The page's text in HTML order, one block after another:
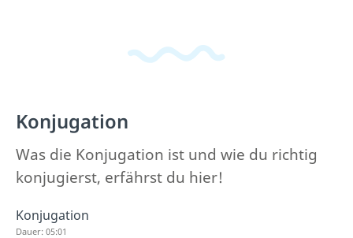
Konjugation
Was die Konjugation ist und wie du richtig
konjugierst, erfährst du hier!
Konjugation
Dauer: 05:01